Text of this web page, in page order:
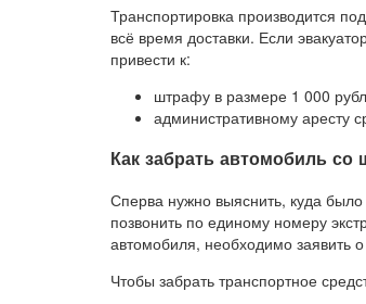
Транспортировка производится
всё время доставки. Если
привести к:
штрафу в размере 1 000
административному аресту
Как забрать автомобиль со
Сперва нужно выяснить, куда
позвонить по единому номеру
автомобиля, необходимо заявить о
Чтобы забрать транспортное